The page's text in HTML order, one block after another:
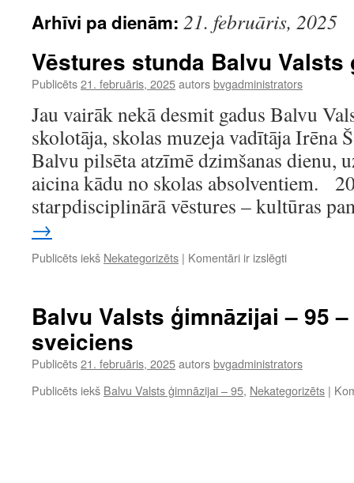
Arhīvi pa dienām: 21. februāris, 2025
Vēstures stunda Balvu Valsts
Publicēts21. februāris, 2025autorsbvgadministrators
Jau vairāk nekā desmit gadus Balvu
skolotāja, skolas muzeja vadītāja Irēna
Balvu pilsēta atzīmē dzimšanas dienu,
aicina kādu no skolas absolventiem.
starpdisciplinārā vēstures – kultūras
→
Publicēts iekš Nekategorizēts | Komentāri ir izslēgtiVēstures
ģimnāzijā
Balvu Valsts ģimnāzijai – 95
sveiciens
Publicēts21. februāris, 2025autorsbvgadministrators
Publicēts iekš Balvu Valsts ģimnāzijai – 95, Nekategorizēts |